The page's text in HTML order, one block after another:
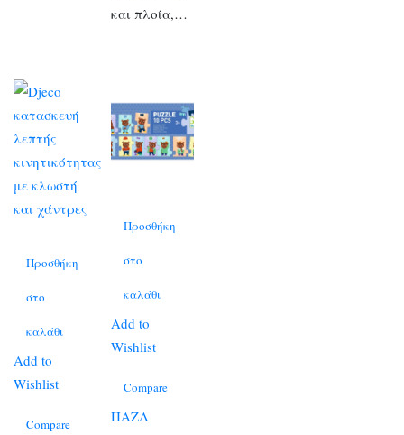
και πλοία,…
Προσθήκη
στο
καλάθι
Add to
Wishlist
Compare
Προσθήκη
στο
καλάθι
Add to
Wishlist
Compare
ΠΑΖΛ